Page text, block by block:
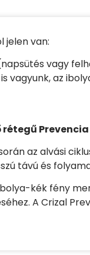
jelen van:
vagy
vagyunk, az
az alvási
távú és
kék fény
A Crizal